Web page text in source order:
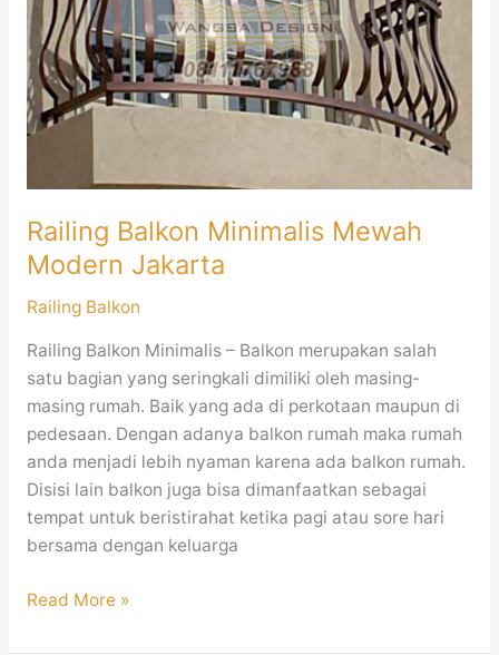
Railing Balkon Minimalis Mewah
Modern Jakarta
Railing Balkon
Railing Balkon Minimalis – Balkon merupakan salah
satu bagian yang seringkali dimiliki oleh masing-
masing rumah. Baik yang ada di perkotaan maupun di
pedesaan. Dengan adanya balkon rumah maka rumah
anda menjadi lebih nyaman karena ada balkon rumah.
Disisi lain balkon juga bisa dimanfaatkan sebagai
tempat untuk beristirahat ketika pagi atau sore hari
bersama dengan keluarga
Modern
Jakarta
Read More »